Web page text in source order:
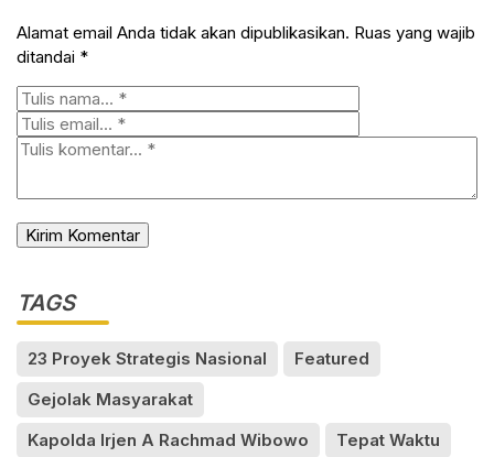
Alamat email Anda tidak akan dipublikasikan. Ruas yang wajib
ditandai *
TAGS
23 Proyek Strategis Nasional
Featured
Gejolak Masyarakat
Kapolda Irjen A Rachmad Wibowo
Tepat Waktu